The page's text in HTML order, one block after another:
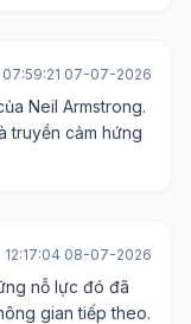
07:59:21 07-07-2026
Neil Armstrong.
truyền cảm hứng
12:17:04 08-07-2026
nỗ lực đó đã
gian tiếp theo.